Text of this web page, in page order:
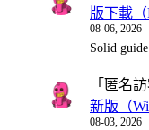
版下載（
08-06, 2026
Solid
「 匿名
新版（
08-03, 2026